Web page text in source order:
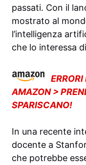
passati. Con il
mostrato al
l’intelligenza
che lo interessa
AMAZON >
SPARISCANO!
In una recente
docente a
che potrebbe